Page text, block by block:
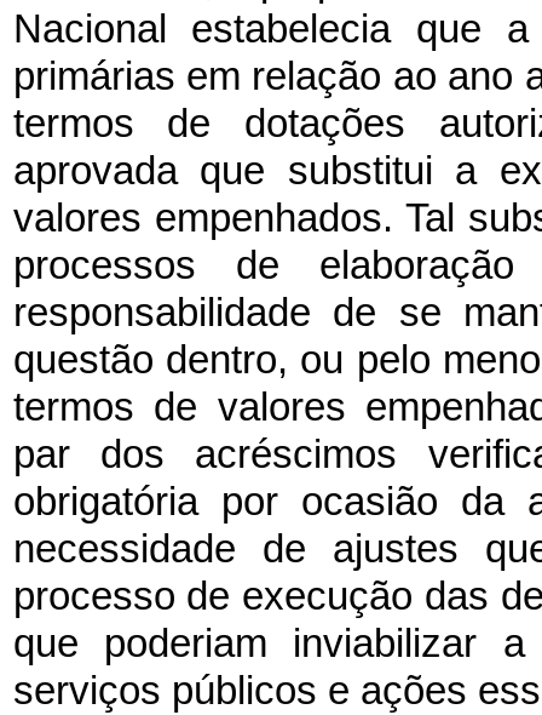
Nacional estabelecia que
primárias em relação ao ano
termos de dotações
aprovada que substitui a
valores empenhados. Tal
processos de
responsabilidade de se
questão dentro, ou pelo
termos de valores
par dos acréscimos
obrigatória por ocasião da
necessidade de ajustes
processo de execução das
que poderiam inviabilizar
serviços públicos e ações